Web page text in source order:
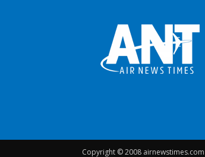
Copyright © 2008 airnewstimes.com